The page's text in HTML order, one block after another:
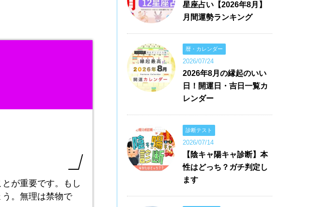
が重要です。もし
。無理は禁物で
星座占い【2026年8月】
月間運勢ランキング
暦・カレンダー
2026/07/24
2026年8月の縁起のいい
日！開運日・吉日一覧カ
レンダー
診断テスト
2026/07/14
【陰キャ陽キャ診断】本
性はどっち？ガチ判定し
ます